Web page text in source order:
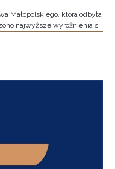
Małopolskiego, która odbyła
najwyższe wyróżnienia s